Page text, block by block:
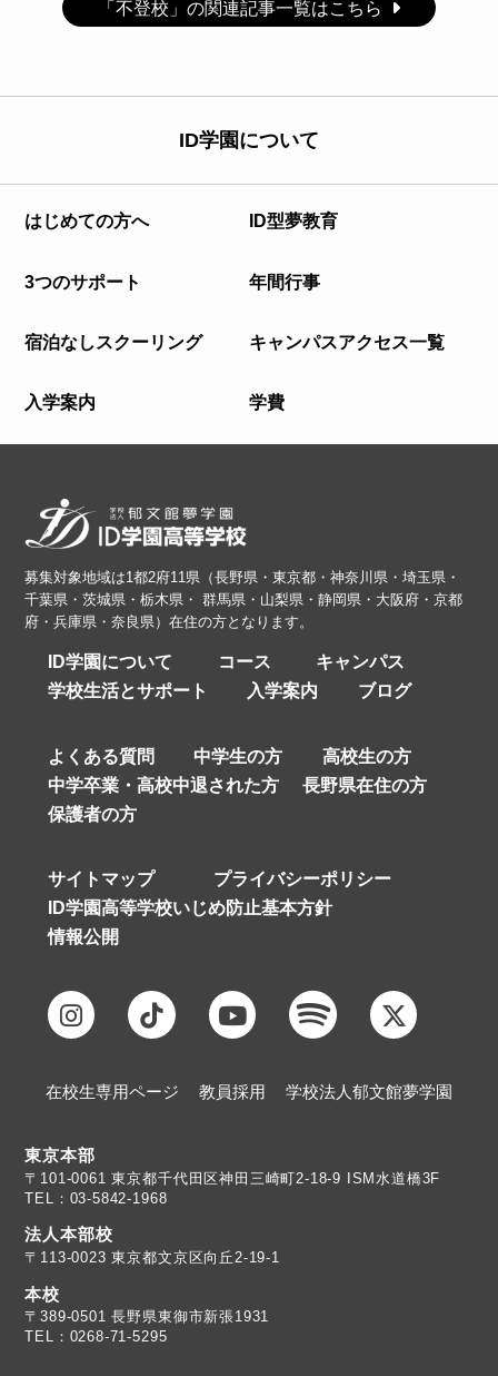
「不登校」の関連記事一覧はこちら
ID学園について
はじめての方へ ID型夢教育
3つのサポート 年間行事
宿泊なしスクーリング キャンパスアクセス一覧
入学案内 学費
募集対象地域は1都2府11県（長野県・東京都・神奈川県・埼玉県・
千葉県・茨城県・栃木県・ 群馬県・山梨県・静岡県・大阪府・京都
府・兵庫県・奈良県）在住の方となります。
ID学園について コース
キャンパス
学校生活とサポート
入学案内 ブログ
よくある質問 中学生の方
高校生の方
中学卒業・高校中退された方
長野県在住の方
保護者の方
サイトマップ
プライバシーポリシー
ID学園高等学校いじめ防止基本方針
情報公開
在校生専用ページ 教員採用 学校法人郁文館夢学園
東京本部
TEL：03-5842-1968
法人本部校
〒113-0023 東京都文京区向丘2-19-1
本校
TEL：0268-71-5295